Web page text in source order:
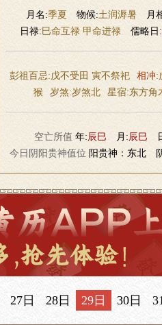
月名:季夏 物候:土润溽暑 月
日禄: 巳命互禄 甲命进禄 儒略日:
彭祖百忌:戊不受田 寅不祭祀 相冲:
猴
岁煞:岁煞北 星宿:东方角
空亡所值 年:辰巳 月:辰巳
今日阴阳贵神值位 阳贵神：东北
27日 28日 29日 30日